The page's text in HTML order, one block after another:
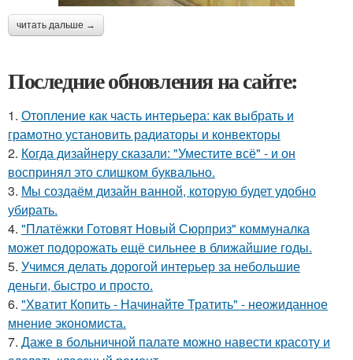
читать дальше →
Последние обновления на сайте:
1. Отопление как часть интерьера: как выбрать и
грамотно установить радиаторы и конвекторы
2. Когда дизайнеру сказали: "Уместите всё" - и он
воспринял это слишком буквально.
3. Мы создаём дизайн ванной, которую будет удобно
убирать.
4. "Платёжки Готовят Новый Сюрприз" коммуналка
может подорожать ещё сильнее в ближайшие годы.
5. Учимся делать дорогой интерьер за небольшие
деньги, быстро и просто.
6. "Хватит Копить - Начинайте Тратить" - неожиданное
мнение экономиста.
7. Даже в больничной палате можно навести красоту и